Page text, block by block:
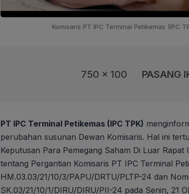
Komisaris PT IPC Terminal Petikemas (IPC
750 x 100 PASANG
PT IPC Terminal Petikemas (IPC TPK)
perubahan susunan Dewan Komisaris. Hal ini
Keputusan Para Pemegang Saham Di Luar Rapat
tentang Pergantian Komisaris PT IPC Terminal
HM.03.03/21/10/3/PAPU/DRTU/PLTP-24 dan
SK.03/21/10/1/DIRU/DIRU/PII-24 pada Senin, 21